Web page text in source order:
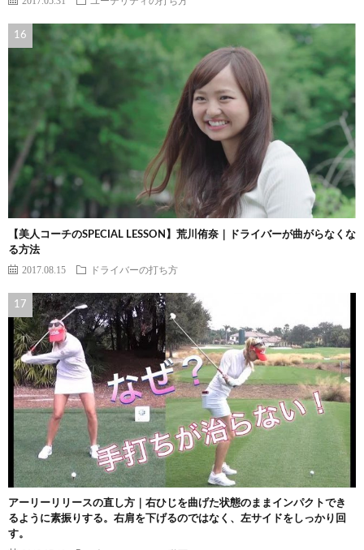
【美人コーチのSPECIAL LESSON】荒川侑奈｜ドライバーが曲がらなくな
る方法
2017.08.15 ドライバーの打ち方
アーリーリリースの直し方｜右ひじを曲げた状態のままインパクトでき
るように素振りする。右肩を下げるのではなく、左サイドをしっかり回
す。